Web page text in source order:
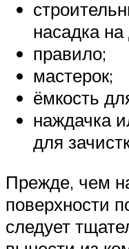
насадка
правило;
мастерок;
ёмкость
наждачка
для
Прежде, чем
поверхности
следует